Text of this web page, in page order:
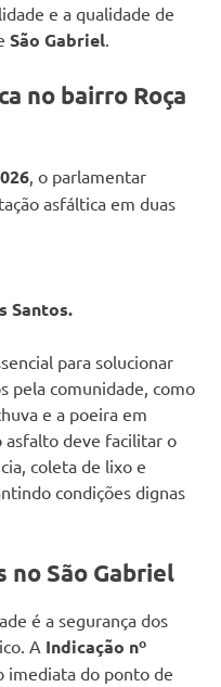
e a qualidade de
São Gabriel.
no bairro Roça
, o parlamentar
asfáltica em duas
Santos.
para solucionar
pela comunidade, como
e a poeira em
asfalto deve facilitar o
coleta de lixo e
condições dignas
no São Gabriel
é a segurança dos
A Indicação nº
imediata do ponto de